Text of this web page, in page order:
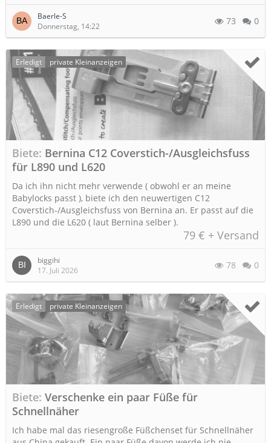
Baerle-S
Donnerstag, 14:22
73 0
Erledigt private Kleinanzeigen
Biete Bernina C12 Coverstich-/Ausgleichsfuss
für L890 und L620
Da ich ihn nicht mehr verwende ( obwohl er an meine
Babylocks passt ), biete ich den neuwertigen C12
Coverstich-/Ausgleichsfuss von Bernina an. Er passt auf die
L890 und die L620 ( laut Bernina selber ).
79 € + Versand
biggihi
17. Juli 2026
78 0
Erledigt private Kleinanzeigen
Biete Verschenke ein paar Füße für
Schnellnäher
Ich habe mal das riesengroße Füßchenset für Schnellnäher